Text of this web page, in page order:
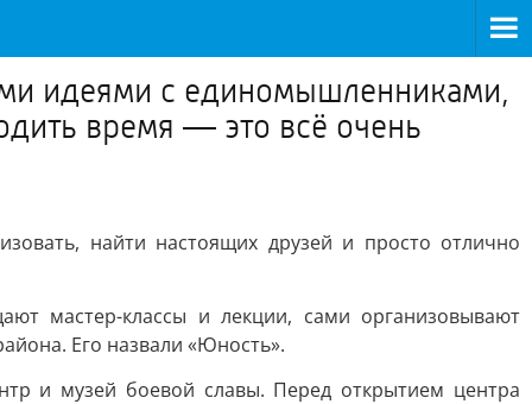
идеями с единомышленниками,
время — это всё очень
найти настоящих друзей и просто отлично
мастер-классы и лекции, сами организовывают
Его назвали «Юность».
и музей боевой славы. Перед открытием центра